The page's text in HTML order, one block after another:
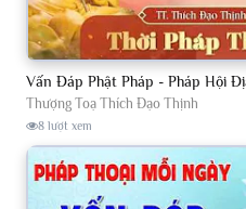
Thượng Toạ Thích Đạo Thịnh
8 lượt xem